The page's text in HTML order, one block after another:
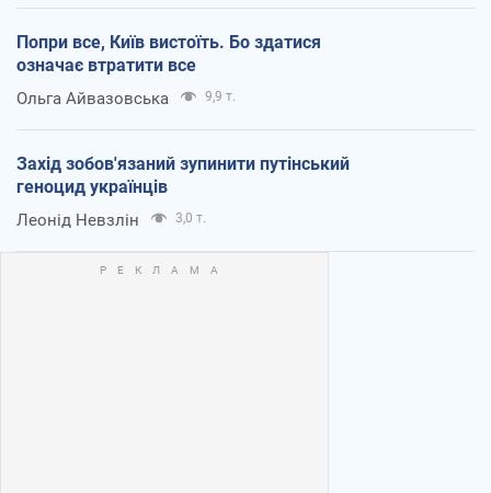
Попри все, Київ вистоїть. Бо здатися
означає втратити все
Ольга Айвазовська 9,9 т.
Захід зобов'язаний зупинити путінський
геноцид українців
Леонід Невзлін 3,0 т.